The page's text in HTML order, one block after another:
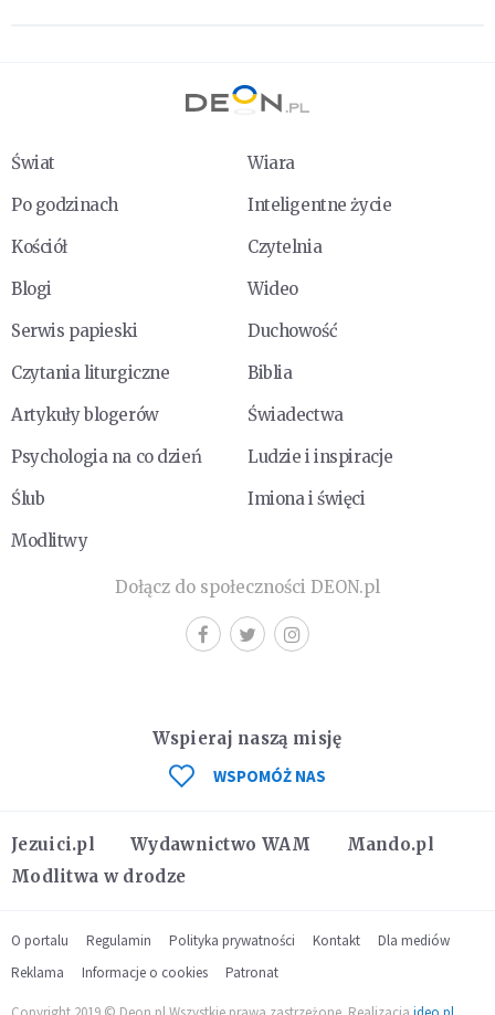
Świat
Wiara
Po godzinach
Inteligentne życie
Kościół
Czytelnia
Blogi
Wideo
Serwis papieski
Duchowość
Czytania liturgiczne
Biblia
Artykuły blogerów
Świadectwa
Psychologia na co dzień
Ludzie i inspiracje
Ślub
Imiona i święci
Modlitwy
Dołącz do społeczności DEON.pl
Jezuici.pl Wydawnictwo WAM
Mando.pl
Modlitwa w drodze
Wspieraj naszą misję
WSPOMÓŻ NAS
O portalu Regulamin Polityka prywatności Kontakt
Dla mediów
Reklama
Informacje o cookies Patronat